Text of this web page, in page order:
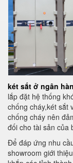
két sắt ở ngân
lắp đặt hệ thống
chống cháy,két sắt
chống cháy nên
đối cho tài sản của
Để đáp ứng nhu
showroom giới